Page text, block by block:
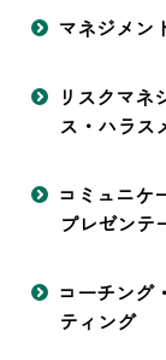
マネジメン
リスクマネ
ス・ハラス
コミュニケ
プレゼンテ
コーチング
ティング